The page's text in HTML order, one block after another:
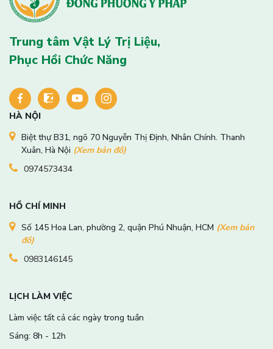
Trung tâm Vật Lý Trị Liệu,
Phục Hồi Chức Năng
HÀ NỘI
Biệt thự B31, ngõ 70 Nguyễn Thị Định, Nhân Chính. Thanh
Xuân, Hà Nội (Xem bản đồ)
0974573434
HỒ CHÍ MINH
Số 145 Hoa Lan, phường 2, quận Phú Nhuận, HCM (Xem bản
đồ)
0983146145
LỊCH LÀM VIỆC
Làm việc tất cả các ngày trong tuần
Sáng: 8h - 12h